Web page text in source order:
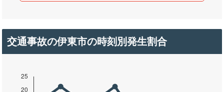
交通事故の伊東市の時刻別発生割合